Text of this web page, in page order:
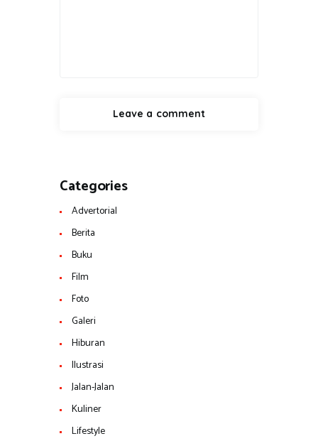
Categories
Advertorial
Berita
Buku
Film
Foto
Galeri
Hiburan
Ilustrasi
Jalan-Jalan
Kuliner
Lifestyle